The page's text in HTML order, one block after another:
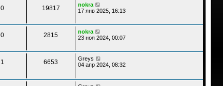
0 19817
nokra
17 янв 2025, 16:13
0 2815
nokra
23 ноя 2024, 00:07
1 6653
Greys
04 апр 2024, 08:32